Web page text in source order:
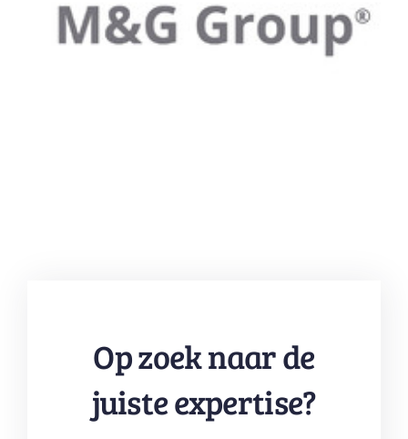
Op zoek naar de
juiste expertise?